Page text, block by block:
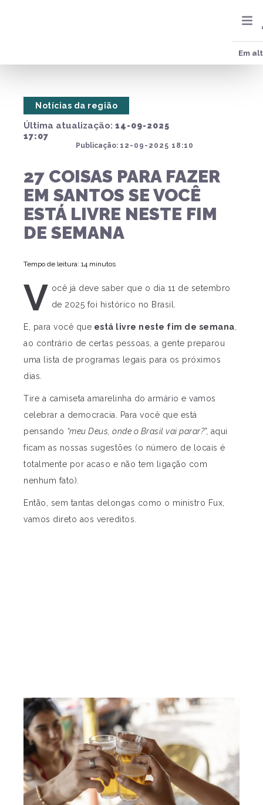
Em
Última atualização: 14-09-2025
17:07
Publicação: 12-09-2025 18:10
Notícias da região
27 COISAS PARA FAZER
EM SANTOS SE VOCÊ
ESTÁ LIVRE NESTE FIM
DE SEMANA
Tempo de leitura: 14 minutos
V ocê já deve saber que o dia 11 de setembro
de 2025 foi histórico no Brasil.
E, para você que está livre neste fim de semana
ao contrário de certas pessoas, a gente preparou
uma lista de programas legais para os próximos
dias.
Tire a camiseta amarelinha do armário e vamos
celebrar a democracia. Para você que está
pensando “meu Deus, onde o Brasil vai parar?”, aqui
ficam as nossas sugestões (o número de locais é
totalmente por acaso e não tem ligação com
nenhum fato).
Então, sem tantas delongas como o ministro Fux,
vamos direto aos vereditos.